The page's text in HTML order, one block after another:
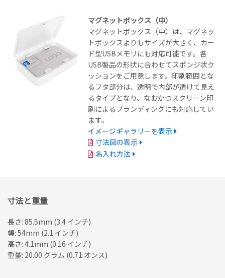
マグネットボックス（中）
マグネットボックス（中）は、マグネッ
トボックスよりもサイズが大きく、カー
ド型USBメモリにも対応可能です。各
USB製品の形状に合わせてスポンジ状ク
ッションをご用意します。印刷範囲とな
るフタ部分は、透明で内部が透けて見え
るタイプとなり、なおかつスクリーン印
刷によるブランディングにも対応してい
ます。
イメージギャラリーを表示
寸法図の表示
名入れ方法
寸法と重量
長さ: 85.5mm (3.4 インチ)
幅: 54mm (2.1 インチ)
高さ: 4.1mm (0.16 インチ)
重量: 20.00 グラム (0.71 オンス)